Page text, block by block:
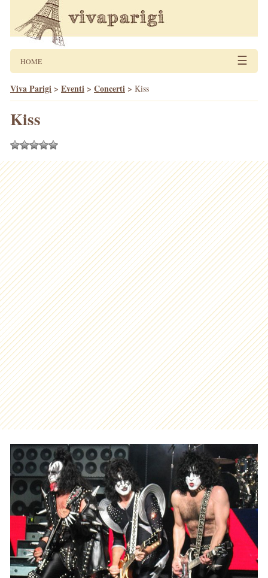
HOME ☰
Viva Parigi > Eventi > Concerti > Kiss
Kiss